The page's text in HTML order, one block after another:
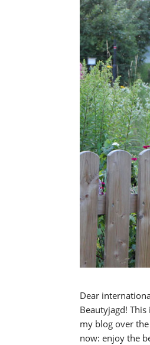
Dear
Beautyjagd!
my blog over
now: enjoy the